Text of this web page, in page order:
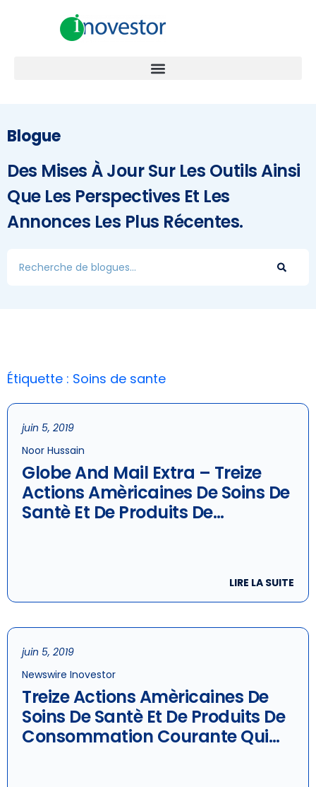
Blogue
Des Mises À Jour Sur Les Outils Ainsi
Que Les Perspectives Et Les
Annonces Les Plus Récentes.
Étiquette : Soins de sante
juin 5, 2019
Noor Hussain
Globe And Mail Extra – Treize
Actions Amèricaines De Soins De
Santè Et De Produits De
LIRE LA SUITE
juin 5, 2019
Newswire Inovestor
Treize Actions Amèricaines De
Soins De Santè Et De Produits De
Consommation Courante Qui